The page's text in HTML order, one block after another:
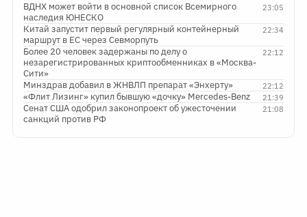
23:05
ВДНХ может войти в основной список Всемирного
наследия ЮНЕСКО
22:34
Китай запустит первый регулярный контейнерный
маршрут в ЕС через Севморпуть
22:12
Более 20 человек задержаны по делу о
незарегистрированных криптообменниках в «Москва-
Сити»
22:12
Минздрав добавил в ЖНВЛП препарат «Энхерту»
21:39
«Флит Лизинг» купил бывшую «дочку» Mercedes-Benz
21:08
Сенат США одобрил законопроект об ужесточении
санкций против РФ